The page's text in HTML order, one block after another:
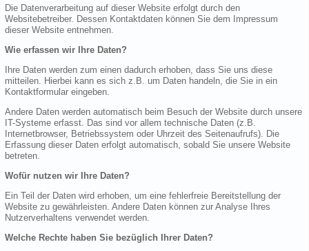
Die Datenverarbeitung auf dieser Website erfolgt durch den
Websitebetreiber. Dessen Kontaktdaten können Sie dem Impressum
dieser Website entnehmen.
Wie erfassen wir Ihre Daten?
Ihre Daten werden zum einen dadurch erhoben, dass Sie uns diese
mitteilen. Hierbei kann es sich z.B. um Daten handeln, die Sie in ein
Kontaktformular eingeben.
Andere Daten werden automatisch beim Besuch der Website durch unsere
IT-Systeme erfasst. Das sind vor allem technische Daten (z.B.
Internetbrowser, Betriebssystem oder Uhrzeit des Seitenaufrufs). Die
Erfassung dieser Daten erfolgt automatisch, sobald Sie unsere Website
betreten.
Wofür nutzen wir Ihre Daten?
Ein Teil der Daten wird erhoben, um eine fehlerfreie Bereitstellung der
Website zu gewährleisten. Andere Daten können zur Analyse Ihres
Nutzerverhaltens verwendet werden.
Welche Rechte haben Sie bezüglich Ihrer Daten?